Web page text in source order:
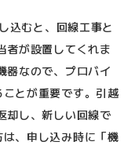
込むと、回線工事と
者が設置してくれま
器なので、プロバイ
とが重要です。引越
却し、新しい回線で
、申し込み時に「機